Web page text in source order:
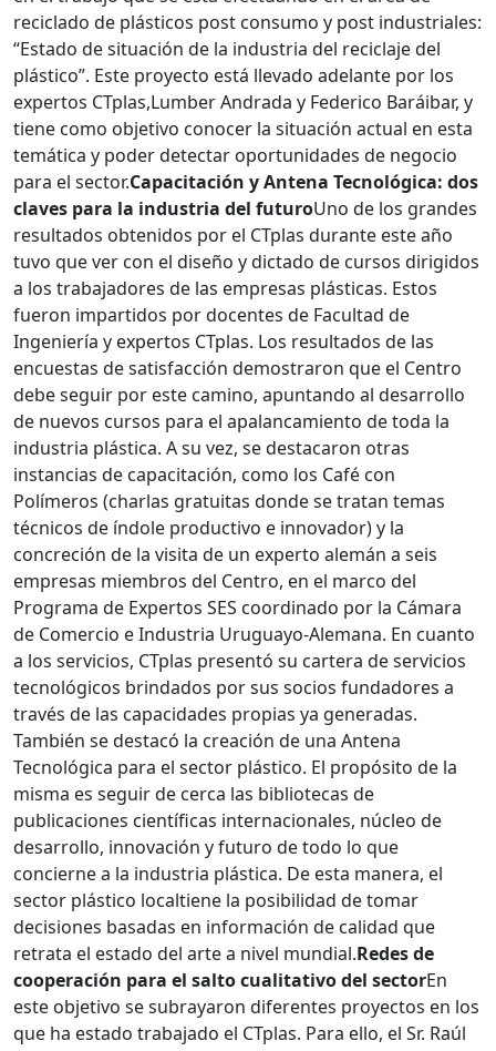
reciclado de plásticos post consumo y post industriales:
“Estado de situación de la industria del reciclaje del
plástico”. Este proyecto está llevado adelante por los
expertos CTplas,Lumber Andrada y Federico Baráibar, y
tiene como objetivo conocer la situación actual en esta
temática y poder detectar oportunidades de negocio
para el sector.Capacitación y Antena Tecnológica: dos
claves para la industria del futuroUno de los grandes
resultados obtenidos por el CTplas durante este año
tuvo que ver con el diseño y dictado de cursos dirigidos
a los trabajadores de las empresas plásticas. Estos
fueron impartidos por docentes de Facultad de
Ingeniería y expertos CTplas. Los resultados de las
encuestas de satisfacción demostraron que el Centro
debe seguir por este camino, apuntando al desarrollo
de nuevos cursos para el apalancamiento de toda la
industria plástica. A su vez, se destacaron otras
instancias de capacitación, como los Café con
Polímeros (charlas gratuitas donde se tratan temas
técnicos de índole productivo e innovador) y la
concreción de la visita de un experto alemán a seis
empresas miembros del Centro, en el marco del
Programa de Expertos SES coordinado por la Cámara
de Comercio e Industria Uruguayo-Alemana. En cuanto
a los servicios, CTplas presentó su cartera de servicios
tecnológicos brindados por sus socios fundadores a
través de las capacidades propias ya generadas.
También se destacó la creación de una Antena
Tecnológica para el sector plástico. El propósito de la
misma es seguir de cerca las bibliotecas de
publicaciones científicas internacionales, núcleo de
desarrollo, innovación y futuro de todo lo que
concierne a la industria plástica. De esta manera, el
sector plástico localtiene la posibilidad de tomar
decisiones basadas en información de calidad que
retrata el estado del arte a nivel mundial.Redes de
cooperación para el salto cualitativo del sectorEn
este objetivo se subrayaron diferentes proyectos en los
que ha estado trabajado el CTplas. Para ello, el Sr. Raúl